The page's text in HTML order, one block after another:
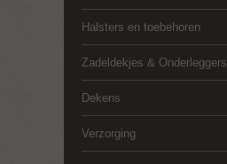
Halsters en toebehoren
Zadeldekjes & Onderleggers
Dekens
Verzorging